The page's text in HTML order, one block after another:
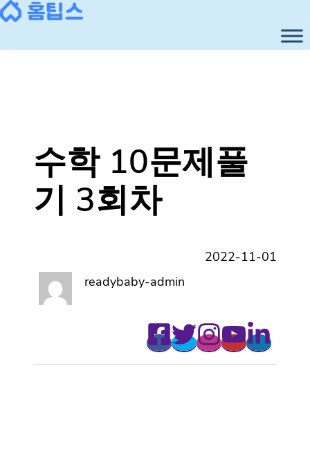
콘
텐
츠
수학 10문제풀
기 3회차
2022-11-01
readybaby-admin